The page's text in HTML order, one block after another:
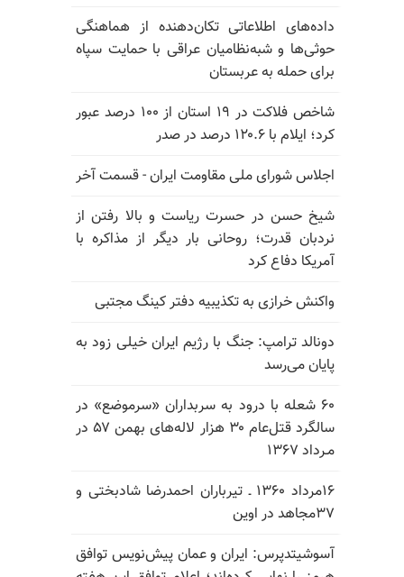
داده‌های اطلاعاتی تکان‌دهنده از هماهنگی
حوثی‌ها و شبه‌نظامیان عراقی با حمایت سپاه
برای حمله به عربستان
شاخص فلاکت در ۱۹ استان از ۱۰۰ درصد عبور
کرد؛ ایلام با ۱۲۰.۶ درصد در صدر
اجلاس شورای ملی مقاومت ایران - قسمت آخر
شیخ حسن در حسرت ریاست و بالا رفتن از
نردبان قدرت؛ روحانی بار دیگر از مذاکره با
آمریکا دفاع کرد
واکنش خرازی به تکذیبیه دفتر کینگ مجتبی
دونالد ترامپ: جنگ با رژیم ایران خیلی زود به
پایان می‌رسد
۶۰ شعله با درود به سربداران «سرموضع» در
سالگرد قتل‌عام ۳۰ هزار لاله‌های بهمن ۵۷ در
مـرداد ۱۳۶۷
۱۶مرداد ۱۳۶۰ ـ تیرباران احمدرضا شادبختی و
۳۷مجاهد در اوین
آسوشیتدپرس: ایران و عمان پیش‌نویس توافق